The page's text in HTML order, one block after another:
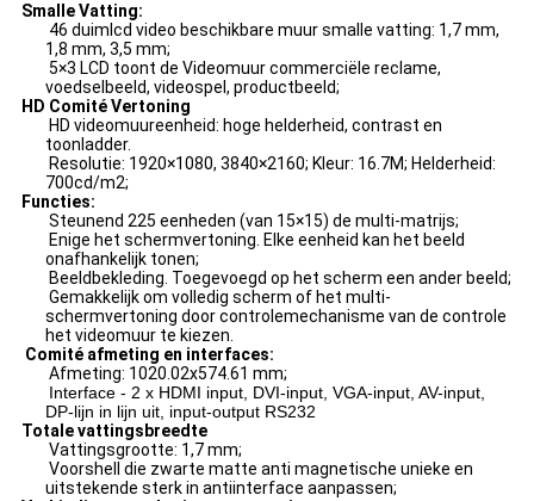
Smalle Vatting:
46 duimlcd video beschikbare muur smalle vatting: 1,7 mm,
1,8 mm, 3,5 mm;
5×3 LCD toont de Videomuur commerciële reclame,
voedselbeeld, videospel, productbeeld;
HD Comité Vertoning
HD videomuureenheid: hoge helderheid, contrast en
toonladder.
Resolutie: 1920×1080, 3840×2160; Kleur: 16.7M; Helderheid:
700cd/m2;
Functies:
Steunend 225 eenheden (van 15×15) de multi-matrijs;
Enige het schermvertoning. Elke eenheid kan het beeld
onafhankelijk tonen;
Beeldbekleding. Toegevoegd op het scherm een ander beeld;
Gemakkelijk om volledig scherm of het multi-
schermvertoning door controlemechanisme van de controle
het videomuur te kiezen.
Comité afmeting en interfaces:
Afmeting: 1020.02x574.61 mm;
Interface - 2 x HDMI input, DVI-input, VGA-input, AV-input,
DP-lijn in lijn uit, input-output RS232
Totale vattingsbreedte
Vattingsgrootte: 1,7 mm;
Voorshell die zwarte matte anti magnetische unieke en
uitstekende sterk in antiinterface aanpassen;